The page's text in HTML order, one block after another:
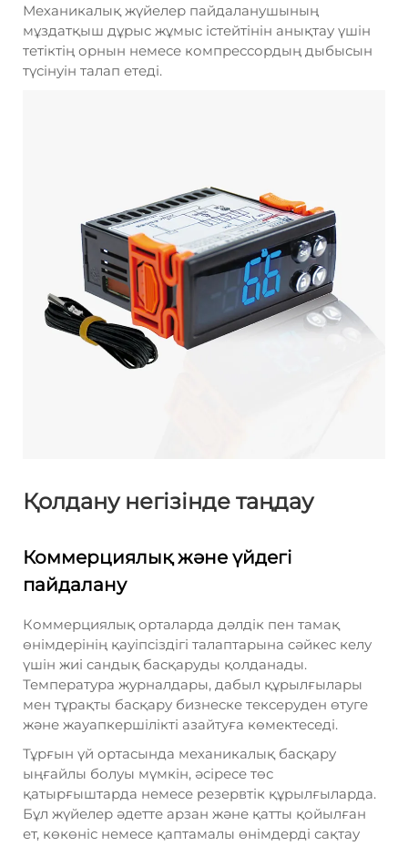
Механикалық жүйелер пайдаланушының
мұздатқыш дұрыс жұмыс істейтінін анықтау үшін
тетіктің орнын немесе компрессордың дыбысын
түсінуін талап етеді.
Қолдану негізінде таңдау
Коммерциялық және үйдегі
пайдалану
Коммерциялық орталарда дәлдік пен тамақ
өнімдерінің қауіпсіздігі талаптарына сәйкес келу
үшін жиі сандық басқаруды қолданады.
Температура журналдары, дабыл құрылғылары
мен тұрақты басқару бизнеске тексеруден өтуге
және жауапкершілікті азайтуға көмектеседі.
Тұрғын үй ортасында механикалық басқару
ыңғайлы болуы мүмкін, әсіресе төс
қатырғыштарда немесе резервтік құрылғыларда.
Бұл жүйелер әдетте арзан және қатты қойылған
ет, көкөніс немесе қаптамалы өнімдерді сақтау